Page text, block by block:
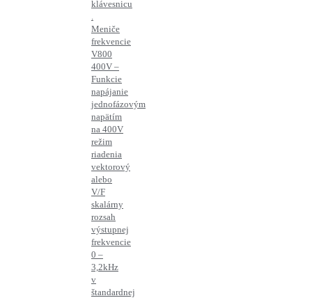
klávesnicu
.
Meniče
frekvencie
V800
400V –
Funkcie
napájanie
jednofázovým
napätím
na 400V
režim
riadenia
vektorový
alebo
V/F
skalárny
rozsah
výstupnej
frekvencie
0 –
3,2kHz
v
štandardnej